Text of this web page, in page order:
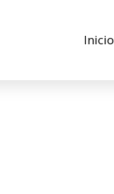
Inicio